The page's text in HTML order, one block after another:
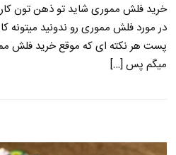
خرید فلش مموری شاید تو ذهن تون کار
در مورد فلش مموری رو ندونید میتونه
پست هر نکته ای که موقع خرید فلش
میگم پس […]